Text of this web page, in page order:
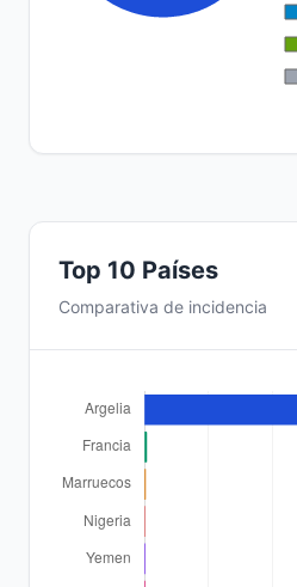
Top 10 Países
Comparativa de incidencia